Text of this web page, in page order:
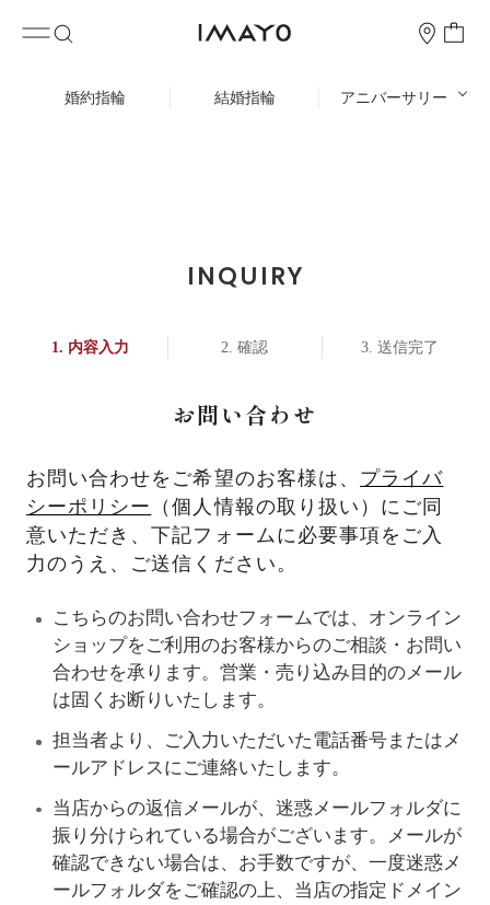
婚約指輪 結婚指輪 アニバーサリー
INQUIRY
内容入力 確認 送信完了
お問い合わせ
お問い合わせをご希望のお客様は、 プライバ
シーポリシー
（個人情報の取り扱い）にご同
意いただき、下記フォームに必要事項をご入
力のうえ、ご送信ください。
こちらのお問い合わせフォームでは、オンライン
ショップをご利用のお客様からのご相談・お問い
合わせを承ります。営業・売り込み目的のメール
は固くお断りいたします。
担当者より、ご入力いただいた電話番号またはメ
ールアドレスにご連絡いたします。
当店からの返信メールが、迷惑メールフォルダに
振り分けられている場合がございます。メールが
確認できない場合は、お手数ですが、一度迷惑メ
ールフォルダをご確認の上、当店の指定ドメイン